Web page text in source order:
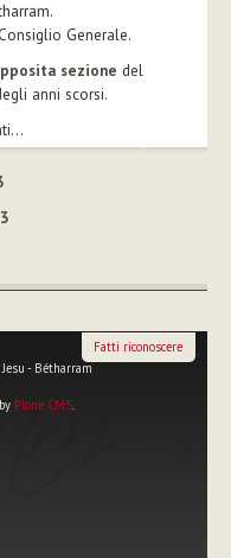
Generale.
sezione del
anni scorsi.
- Bétharram
Plone CMS.
Fatti riconoscere